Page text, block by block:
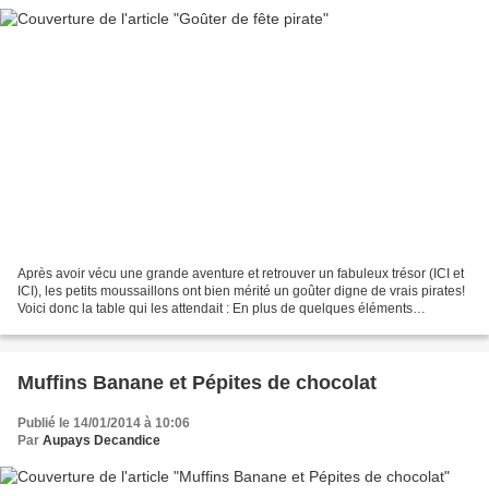
Après avoir vécu une grande aventure et retrouver un fabuleux trésor (ICI et
ICI), les petits moussaillons ont bien mérité un goûter digne de vrais pirates!
Voici donc la table qui les attendait : En plus de quelques éléments
Muffins Banane et Pépites de chocolat
Publié le 14/01/2014 à 10:06
Par Aupays Decandice